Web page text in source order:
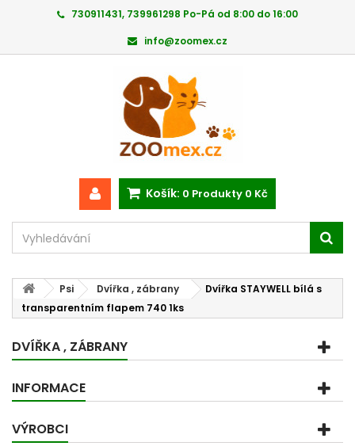
730911431, 739961298 Po-Pá od 8:00 do 16:00
info@zoomex.cz
Košík: 0 Produkty 0 Kč
Psi Dvířka , zábrany
Dvířka STAYWELL bílá s
transparentním flapem 740 1ks
DVÍŘKA , ZÁBRANY
INFORMACE
VÝROBCI